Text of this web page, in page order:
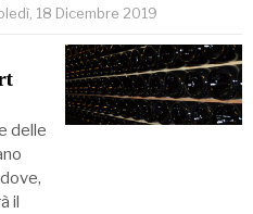
18 Dicembre 2019
delle
il